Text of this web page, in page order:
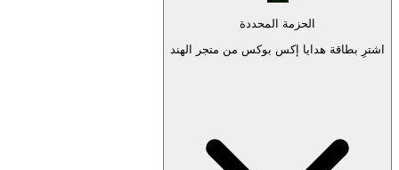
الحزمة المحددة
اشترِ بطاقة هدايا إكس بوكس من متجر الهند